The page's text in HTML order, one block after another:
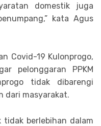
domestik juga
kata Agus
Covid-19 Kulonprogo,
pelonggaran PPKM
tidak dibarengi
dari masyarakat.
tidak berlebihan dalam